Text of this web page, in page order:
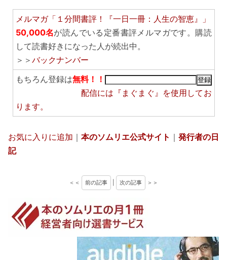
メルマガ「１分間書評！『一日一冊：人生の智恵』」
50,000名が読んでいる定番書評メルマガです。購読
して読書好きになった人が続出中。
＞＞ バックナンバー
もちろん登録は無料！！
配信には 『まぐまぐ』 を使用してお
ります。
お気に入りに追加 ｜ 本のソムリエ公式サイト ｜ 発行者の日
記
＜＜ 前の記事 次の記事 ＞＞